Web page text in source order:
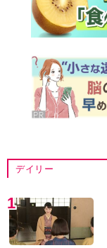
デイリー
1